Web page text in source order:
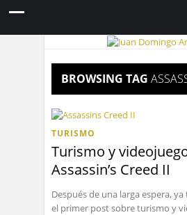
BROWSING TAG
TURISMO
Turismo y
Assassin’s Creed II
Después de una larga espera,
el primer post sobre turismo y